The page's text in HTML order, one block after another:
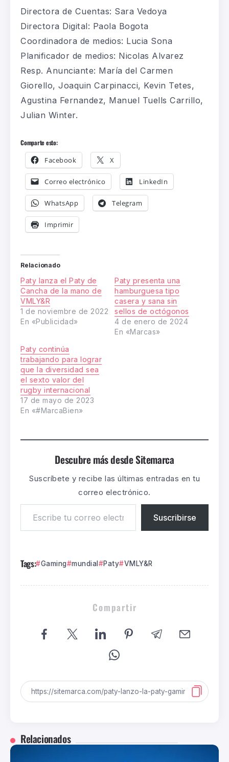
Directora de Cuentas: Sara Vedoya
Directora Digital: Paola Bogota
Coordinadora de medios: Lucia Sona
Planificador de medios: Nicolas Alvarez
Resp. Anunciante: María del Carmen
Giorello, Joaquin Carpinacci, Kevin Tetes,
Agustina Fernandez, Manuel Tuells Carrillo,
Julian Winter.
Comparte esto:
Facebook X
Correo electrónico LinkedIn
WhatsApp Telegram
Imprimir
Relacionado
Paty lanza el Paty de
Cancha de la mano de
VMLY&R
1 de noviembre de 2022
En «Publicidad»
Paty presenta una
hamburguesa tipo
casera y sana sin
sellos de octógonos
4 de enero de 2024
En «Marcas»
Paty continúa
trabajando para lograr
que la diversidad sea
el sexto valor del
rugby internacional
17 de mayo de 2023
En «#MarcaBien»
Descubre más desde Sitemarca
Suscríbete y recibe las últimas entradas en tu
correo electrónico.
Suscribirse
Tags: Gaming mundial Paty VMLY&R
Compartir
Relacionados